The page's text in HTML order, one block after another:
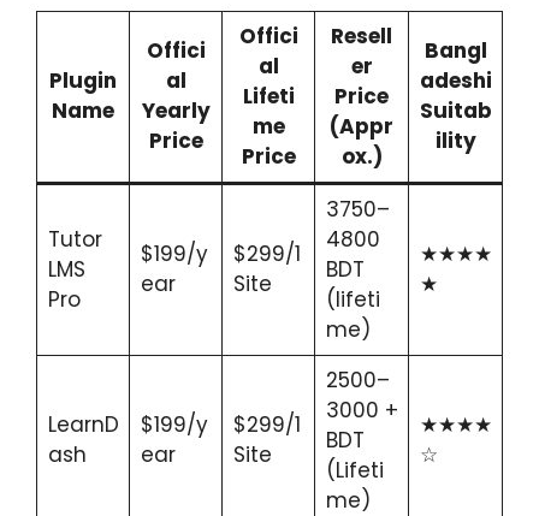
Plugin
Name
Offici
al
Yearly
Price
Offici
al
Lifeti
me
Price
Resell
er
Price
(Appr
ox.)
Bangl
adeshi
Suitab
ility
Tutor
LMS
Pro
$199/y
ear
$299/1
Site
3750–
4800
BDT
(lifeti
me)
★★★★
★
LearnD
ash
$199/y
ear
$299/1
Site
2500–
3000 +
BDT
(Lifeti
me)
★★★★
☆